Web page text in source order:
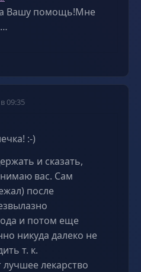
Вашу помощь!Мне
09:35
:-)
и сказать,
вас. Сам
после
и потом еще
никуда далеко не
т. к.
лучшее лекарство